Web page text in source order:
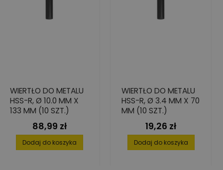
WIERTŁO DO METALU
HSS-R, Ø 10.0 MM X
133 MM (10 SZT.)
Cena
88,99 zł
Dodaj do koszyka
WIERTŁO DO METALU
HSS-R, Ø 3.4 MM X 70
MM (10 SZT.)
Cena
19,26 zł
Dodaj do koszyka